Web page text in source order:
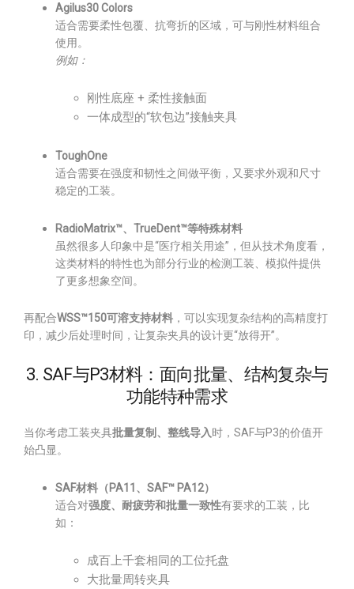
Agilus30 Colors
适合需要柔性包覆、抗弯折的区域，可与刚性材料组合
使用。
例如：
刚性底座 + 柔性接触面
一体成型的“软包边”接触夹具
ToughOne
适合需要在强度和韧性之间做平衡，又要求外观和尺寸
稳定的工装。
RadioMatrix™、TrueDent™等特殊材料
虽然很多人印象中是“医疗相关用途”，但从技术角度看，
这类材料的特性也为部分行业的检测工装、模拟件提供
了更多想象空间。
再配合WSS™150可溶支持材料 ，可以实现复杂结构的高精度打
印，减少后处理时间，让复杂夹具的设计更“放得开”。
3. SAF与P3材料：面向批量、结构复杂与
功能特种需求
当你考虑工装夹具批量复制、整线导入时，SAF与P3的价值开
始凸显。
SAF材料（PA11、SAF™ PA12）
适合对强度、耐疲劳和批量一致性有要求的工装，比
如：
成百上千套相同的工位托盘
大批量周转夹具